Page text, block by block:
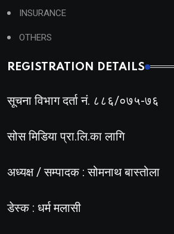
INSURANCE
OTHERS
REGISTRATION DETAILS
सूचना विभाग दर्ता नं. ८८६/०७५-७६
सोस मिडिया प्रा.लि.का लागि
अध्यक्ष / सम्पादक : सोमनाथ बास्तोला
डेस्क : धर्म मलासी